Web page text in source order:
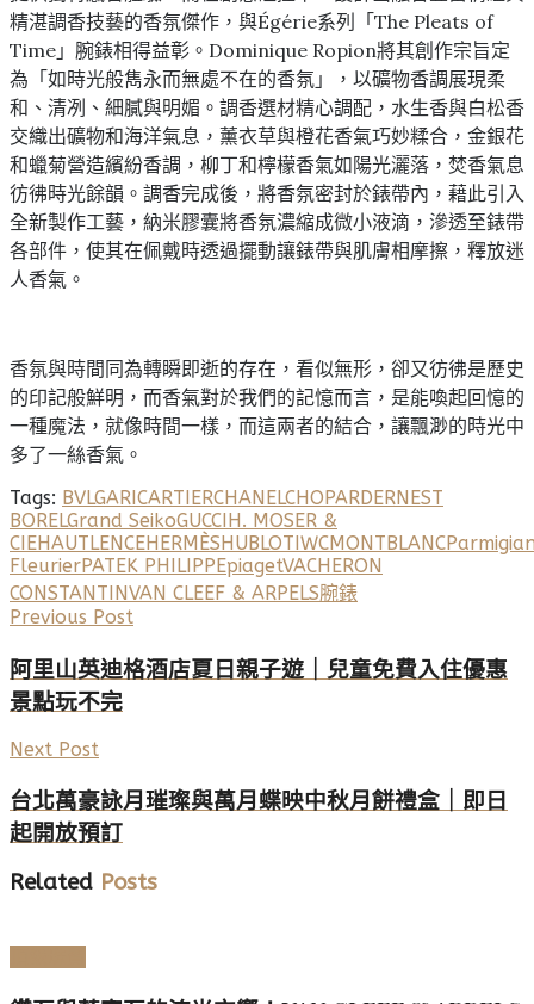
精湛調香技藝的香氛傑作，與Égérie系列「The Pleats of
Time」腕錶相得益彰。Dominique Ropion將其創作宗旨定
為「如時光般雋永而無處不在的香氛」，以礦物香調展現柔
和、清冽、細膩與明媚。調香選材精心調配，水生香與白松香
交織出礦物和海洋氣息，薰衣草與橙花香氣巧妙糅合，金銀花
和蠟菊營造繽紛香調，柳丁和檸檬香氣如陽光灑落，焚香氣息
彷彿時光餘韻。調香完成後，將香氛密封於錶帶內，藉此引入
全新製作工藝，納米膠囊將香氛濃縮成微小液滴，滲透至錶帶
各部件，使其在佩戴時透過擺動讓錶帶與肌膚相摩擦，釋放迷
人香氣。
香氛與時間同為轉瞬即逝的存在，看似無形，卻又彷彿是歷史
的印記般鮮明，而香氣對於我們的記憶而言，是能喚起回憶的
一種魔法，就像時間一樣，而這兩者的結合，讓飄渺的時光中
多了一絲香氣。
Tags: BVLGARI CARTIERCHANELCHOPARD ERNEST
BORELGrand SeikoGUCCI H. MOSER &
CIEHAUTLENCEHERMÈS HUBLOT IWCMONTBLANC
FleurierPATEK PHILIPPEpiagetVACHERON
CONSTANTINVAN CLEEF & ARPELS腕錶
Previous Post
阿里山英迪格酒店夏日親子遊｜兒童免費入住優惠
景點玩不完
Next Post
台北萬豪詠月璀璨與萬月蝶映中秋月餅禮盒｜即日
起開放預訂
Related Posts